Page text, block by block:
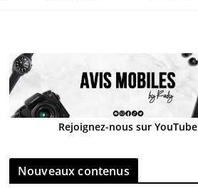
Rejoignez-nous sur YouTube
Nouveaux contenus